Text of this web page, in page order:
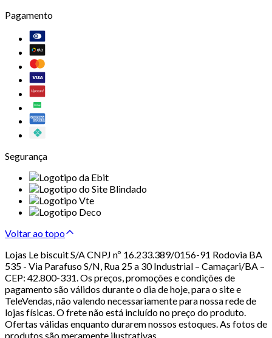
Pagamento
Segurança
Voltar ao topo
Lojas Le biscuit S/A CNPJ nº 16.233.389/0156-91 Rodovia BA
535 - Via Parafuso S/N, Rua 25 a 30 Industrial – Camaçari/BA –
CEP: 42.800-331. Os preços, promoções e condições de
pagamento são válidos durante o dia de hoje, para o site e
TeleVendas, não valendo necessariamente para nossa rede de
lojas físicas. O frete não está incluído no preço do produto.
Ofertas válidas enquanto durarem nossos estoques. As fotos de
produtos são meramente ilustrativas.